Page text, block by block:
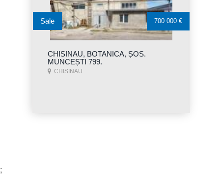
CHISINAU, BOTANICA, ȘOS.
MUNCEȘTI 799.
CHISINAU
Sale 700 000 €
;